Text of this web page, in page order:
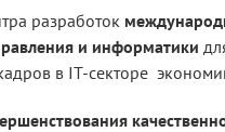
разработок
и информатики
в IT-секторе